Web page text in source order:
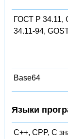
ГОСТ Р 34.11,
34.11-94,
Base64
Языки
C++, CPP, C